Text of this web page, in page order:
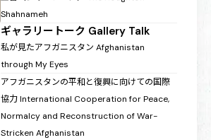
Shahnameh
ギャラリートーク Gallery Talk
私が見たアフガニスタン Afghanistan
through My Eyes
アフガニスタンの平和と復興に向けての国際
協力International Cooperation for Peace,
Normalcy and Reconstruction of War-
Stricken Afghanistan